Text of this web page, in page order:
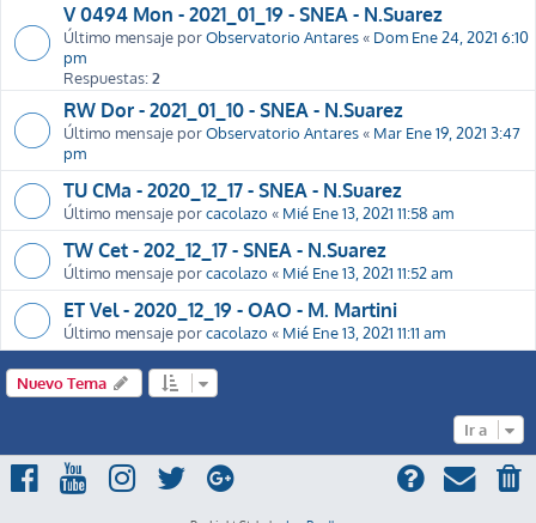
V 0494 Mon - 2021_01_19 - SNEA - N.Suarez
Último mensaje porObservatorio Antares« Dom Ene 24, 2021 6:10
pm
Respuestas:2
RW Dor - 2021_01_10 - SNEA - N.Suarez
Último mensaje porObservatorio Antares« Mar Ene 19, 2021 3:47
pm
TU CMa - 2020_12_17 - SNEA - N.Suarez
Último mensaje porcacolazo « Mié Ene 13, 2021 11:58 am
TW Cet - 202_12_17 - SNEA - N.Suarez
Último mensaje porcacolazo « Mié Ene 13, 2021 11:52 am
ET Vel - 2020_12_19 - OAO - M. Martini
Último mensaje porcacolazo « Mié Ene 13, 2021 11:11 am
Nuevo Tema
Ir a